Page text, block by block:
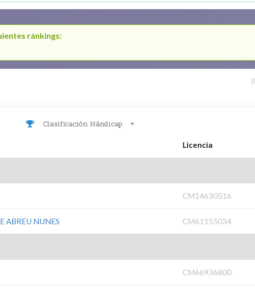
ránkings:
Clasificación Hándicap
Licencia
CM14630516
ABREU NUNES CM61155034
CM66936800